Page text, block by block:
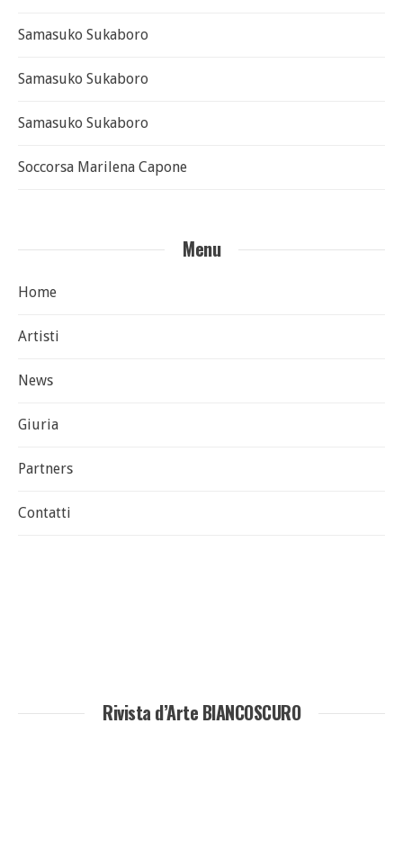
Samasuko Sukaboro
Samasuko Sukaboro
Samasuko Sukaboro
Soccorsa Marilena Capone
Menu
Home
Artisti
News
Giuria
Partners
Contatti
Rivista d’Arte BIANCOSCURO